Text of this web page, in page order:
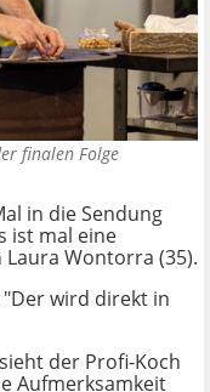
finalen Folge
in die Sendung
ist mal eine
Wontorra (35).
wird direkt in
der Profi-Koch
Aufmerksamkeit